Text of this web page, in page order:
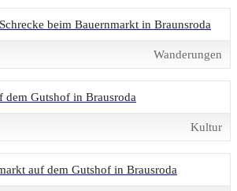
beim Bauernmarkt in Braunsroda
Wanderungen
dem Gutshof in Brausroda
Kultur
auf dem Gutshof in Brausroda